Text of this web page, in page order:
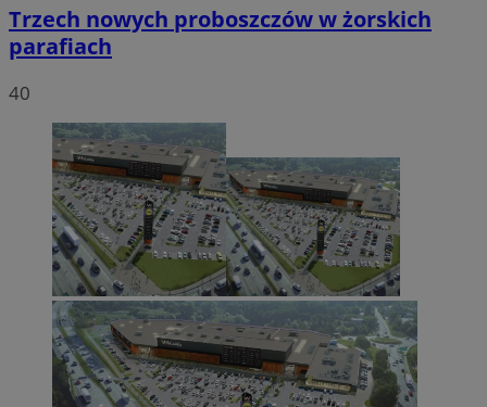
Trzech nowych proboszczów w żorskich
parafiach
40